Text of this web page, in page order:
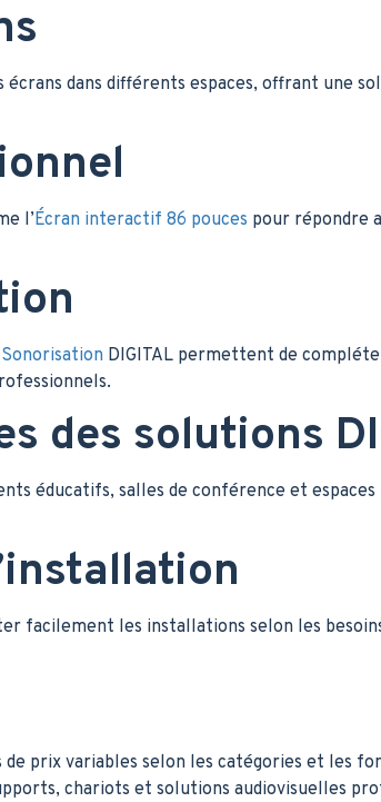
dans différents espaces, offrant une
l’Écran interactif 86 pouces pour répondre
Sonorisation DIGITAL permettent de
des solutions
éducatifs, salles de conférence et
facilement les installations selon les
prix variables selon les catégories et les
chariots et solutions audiovisuelles